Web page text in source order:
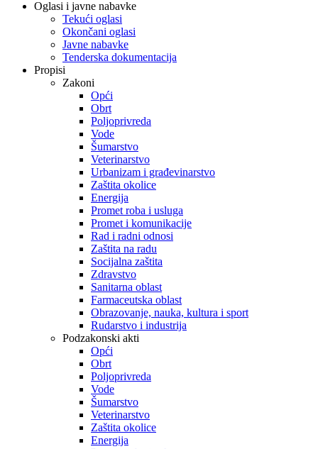
Oglasi i javne nabavke
Tekući oglasi
Okončani oglasi
Javne nabavke
Tenderska dokumentacija
Propisi
Zakoni
Opći
Obrt
Poljoprivreda
Vode
Šumarstvo
Veterinarstvo
Urbanizam i građevinarstvo
Zaštita okolice
Energija
Promet roba i usluga
Promet i komunikacije
Rad i radni odnosi
Zaštita na radu
Socijalna zaštita
Zdravstvo
Sanitarna oblast
Farmaceutska oblast
Obrazovanje, nauka, kultura i sport
Rudarstvo i industrija
Podzakonski akti
Opći
Obrt
Poljoprivreda
Vode
Šumarstvo
Veterinarstvo
Zaštita okolice
Energija